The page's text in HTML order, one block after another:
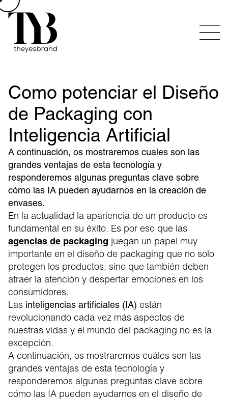
Como potenciar el Diseño
de Packaging con
Inteligencia Artificial
A continuación, os mostraremos cuales son las
grandes ventajas de esta tecnología y
responderemos algunas preguntas clave sobre
cómo las IA pueden ayudarnos en la creación de
envases.
En la actualidad la apariencia de un producto es
fundamental en su éxito. Es por eso que las
agencias de packaging juegan un papel muy
importante en el diseño de packaging que no solo
protegen los productos, sino que también deben
atraer la atención y despertar emociones en los
consumidores.
Las inteligencias artificiales (IA) están
revolucionando cada vez más aspectos de
nuestras vidas y el mundo del packaging no es la
excepción.
A continuación, os mostraremos cuáles son las
grandes ventajas de esta tecnología y
responderemos algunas preguntas clave sobre
cómo las IA pueden ayudarnos en el diseño de